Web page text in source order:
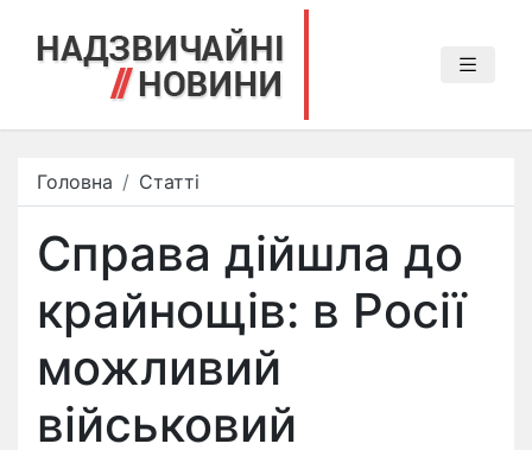
Головна Статті
Справа дійшла до
крайнощів: в Росії
можливий
військовий